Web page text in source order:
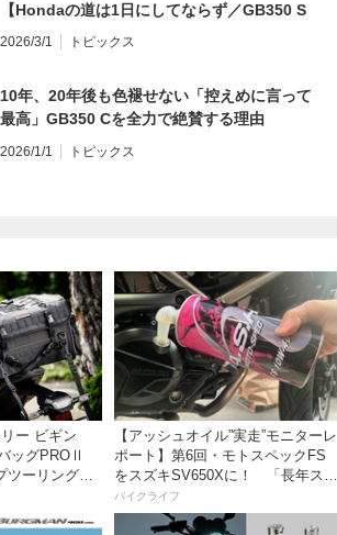
【Hondaの道は1日にしてならず／GB350 S
インプレ・レビュー 前編】
2026/3/1 トピックス
10年、20年後も色褪せない「控えめに言って
最高」GB350 Cを全力で絶賛する理由
2026/1/1 トピックス
ー ビギン
ッグPROⅡ
ーリングに
バッグ〜
【アッシュオイル”実走”モニターレ
ポート】第6回・モトスペックFS
をスズキSV650Xに！ 「長年スト
レスだったシフトの固さがコレの
おかげで滑らかに！」
バイクライフ